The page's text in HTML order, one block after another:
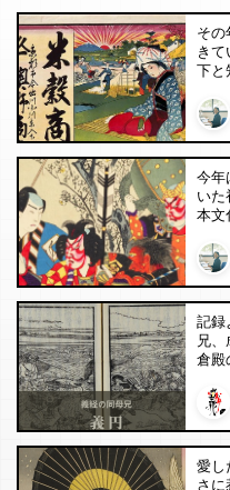
その
き
下と
今年
いた
本文
記録
兄
倉殿
愛し
さに